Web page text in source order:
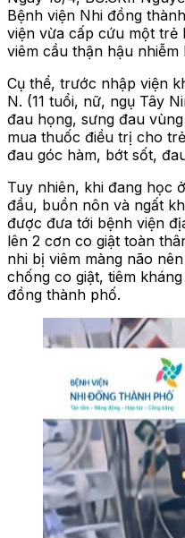
Bệnh viện Nhi đồng
viện vừa cấp cứu một trẻ
viêm cầu thận hậu nhiễm
Cụ thể, trước nhập viện
N. (11 tuổi, nữ, ngụ Tây
đau họng, sưng đau vùng
mua thuốc điều trị cho
đau góc hàm, bớt sốt,
Tuy nhiên, khi đang học
đầu, buồn nôn và ngất
được đưa tới bệnh viện
lên 2 cơn co giật toàn
nhi bị viêm màng não
chống co giật, tiêm
đồng thành phố.